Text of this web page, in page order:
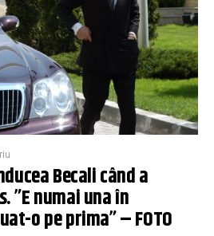
Becali când a
”E numai una în
o pe prima” – FOTO